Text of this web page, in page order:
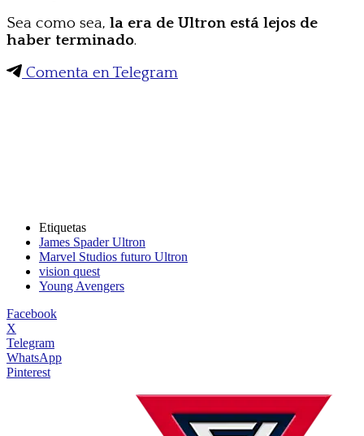
Sea como sea, la era de Ultron está lejos de
haber terminado.
Comenta en Telegram
Etiquetas
James Spader Ultron
Marvel Studios futuro Ultron
vision quest
Young Avengers
Facebook
X
Telegram
WhatsApp
Pinterest